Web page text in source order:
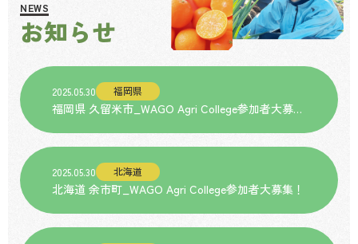
NEWS
お知らせ
2025.05.30 福岡県
福岡県 久留米市_WAGO Agri College参加者大募
2025.05.30 北海道
北海道 余市町_WAGO Agri College参加者大募集！